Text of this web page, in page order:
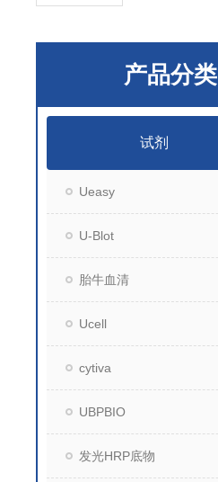
产品分类
试剂
Ueasy
U-Blot
胎牛血清
Ucell
cytiva
UBPBIO
发光HRP底物